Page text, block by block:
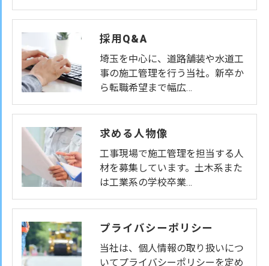
採用Q&A
埼玉を中心に、道路舗装や水道工
事の施工管理を行う当社。新卒か
ら転職希望まで幅広…
求める人物像
工事現場で施工管理を担当する人
材を募集しています。土木系また
は工業系の学校卒業…
プライバシーポリシー
当社は、個人情報の取り扱いにつ
いてプライバシーポリシーを定め